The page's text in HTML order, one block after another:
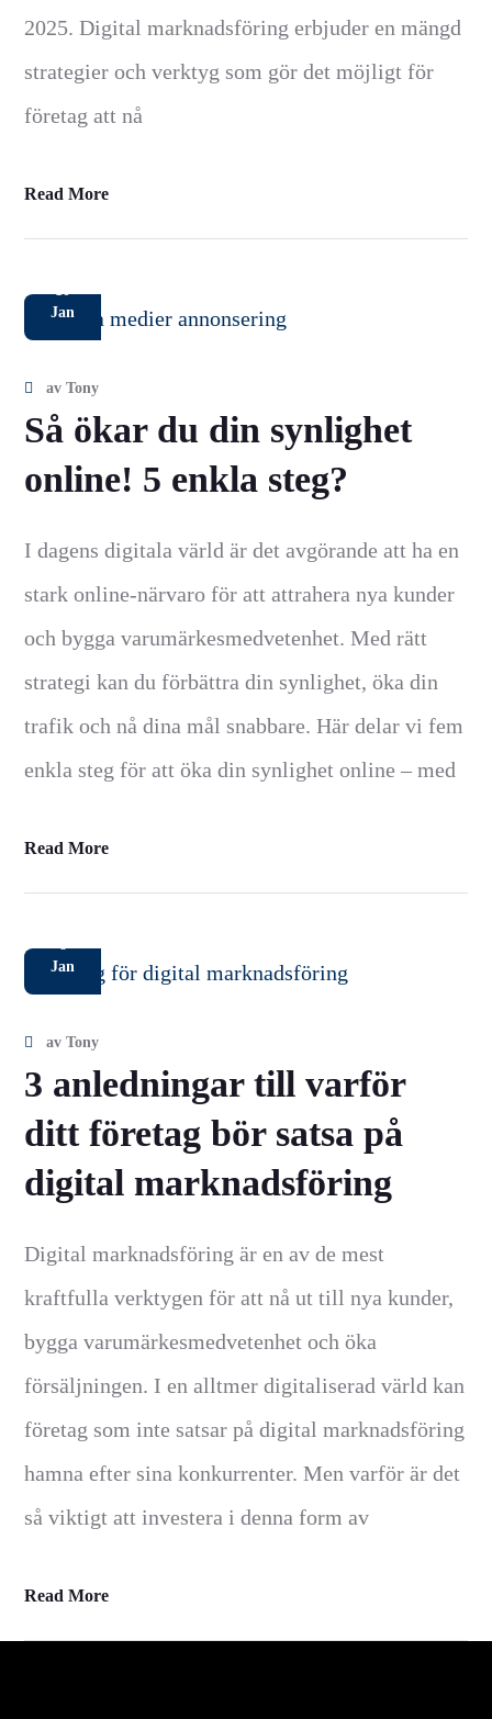
2025. Digital marknadsföring erbjuder en mängd
strategier och verktyg som gör det möjligt för
företag att nå
Read More
10
Jan
avTony
Så ökar du din synlighet
online! 5 enkla steg?
I dagens digitala värld är det avgörande att ha en
stark online-närvaro för att attrahera nya kunder
och bygga varumärkesmedvetenhet. Med rätt
strategi kan du förbättra din synlighet, öka din
trafik och nå dina mål snabbare. Här delar vi fem
enkla steg för att öka din synlighet online – med
Read More
8
Jan
avTony
3 anledningar till varför
ditt företag bör satsa på
digital marknadsföring
Digital marknadsföring är en av de mest
kraftfulla verktygen för att nå ut till nya kunder,
bygga varumärkesmedvetenhet och öka
försäljningen. I en alltmer digitaliserad värld kan
företag som inte satsar på digital marknadsföring
hamna efter sina konkurrenter. Men varför är det
så viktigt att investera i denna form av
Read More